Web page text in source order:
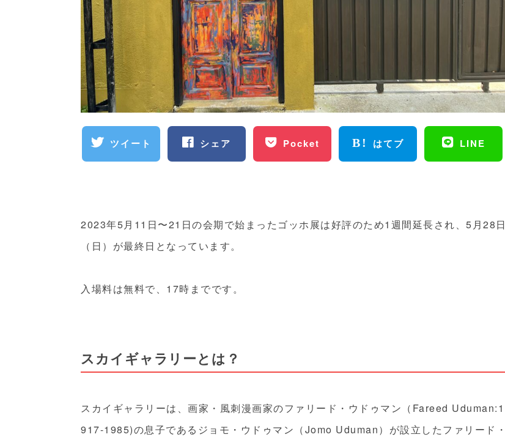
ツイート シェア Pocket はてブ LINE
2023年5月11日〜21日の会期で始まったゴッホ展は好評のため1週間延長され、5月28日
（日）が最終日となっています。
入場料は無料で、17時までです。
スカイギャラリーとは？
スカイギャラリーは、画家・風刺漫画家のファリード・ウドゥマン（Fareed Uduman:1
917-1985)の息子であるジョモ・ウドゥマン（Jomo Uduman）が設立したファリード・